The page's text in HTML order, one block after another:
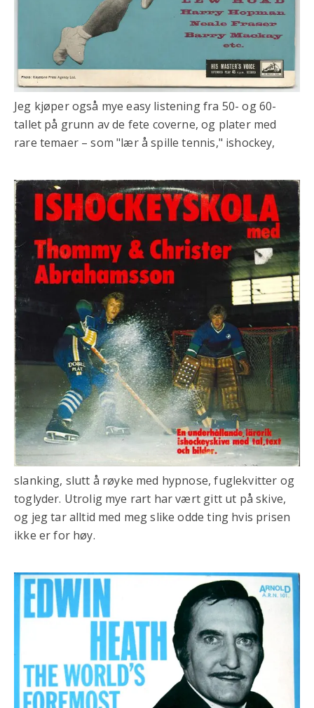
Jeg kjøper også mye easy listening fra 50- og 60-
tallet på grunn av de fete coverne, og plater med
rare temaer – som "lær å spille tennis," ishockey,
slanking, slutt å røyke med hypnose, fuglekvitter og
toglyder. Utrolig mye rart har vært gitt ut på skive,
og jeg tar alltid med meg slike odde ting hvis prisen
ikke er for høy.